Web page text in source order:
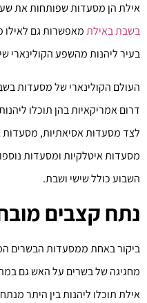
אילת הן מסעדות שפותחות את
בשבת באילתמאפשרות גם לאילו
בעיר ליהנות מהשפע הקולינארי
העולם הקולינארי של מסעדות
דרום אמריקאיות בהן תוכלו
לצד מסעדות אסיאתיות, מסעדות
מסעדות איטלקיות ומסעדות
השבוע כולל שישי ושבת.
נתח קצבים
ביקור באחת ממסעדות הבשרים
מחגיגה של בשרים על האש גם
אילת תוכלו ליהנות בין היתר